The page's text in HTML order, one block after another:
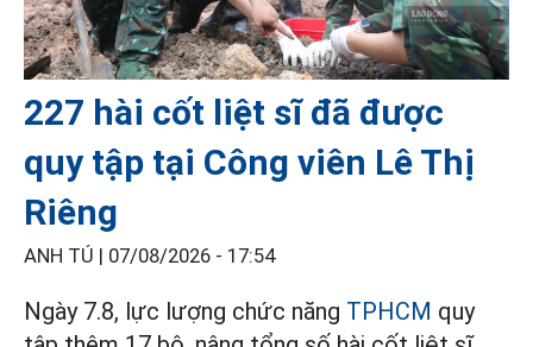
227 hài cốt liệt sĩ đã được
quy tập tại Công viên Lê Thị
Riêng
ANH TÚ | 07/08/2026 - 17:54
Ngày 7.8, lực lượng chức năng TPHCM quy